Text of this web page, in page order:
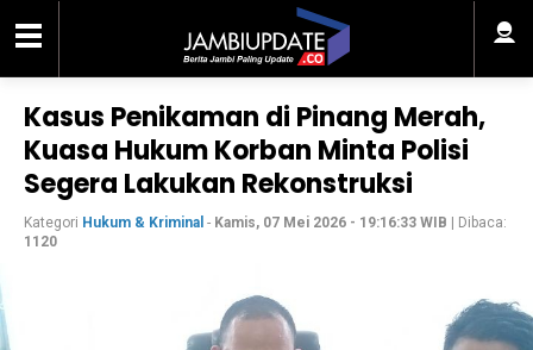
Kasus Penikaman di Pinang Merah,
Kuasa Hukum Korban Minta Polisi
Segera Lakukan Rekonstruksi
Kategori Hukum & Kriminal - Kamis, 07 Mei 2026 - 19:16:33 WIB | Dibaca:
1120